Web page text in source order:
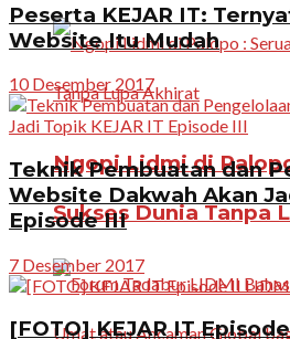
Ngopi Lidmi di
Sukses Dunia Tanpa
Peserta KEJAR IT:
Website Itu Mudah
10 Desember 2017
Teknik Pembuatan dan
Website Dakwah Akan
Episode III
7 Desember 2017
[FOTO] KEJAR IT